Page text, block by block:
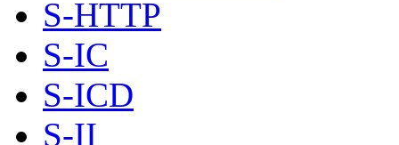
S-HTTP
S-IC
S-ICD
S-II